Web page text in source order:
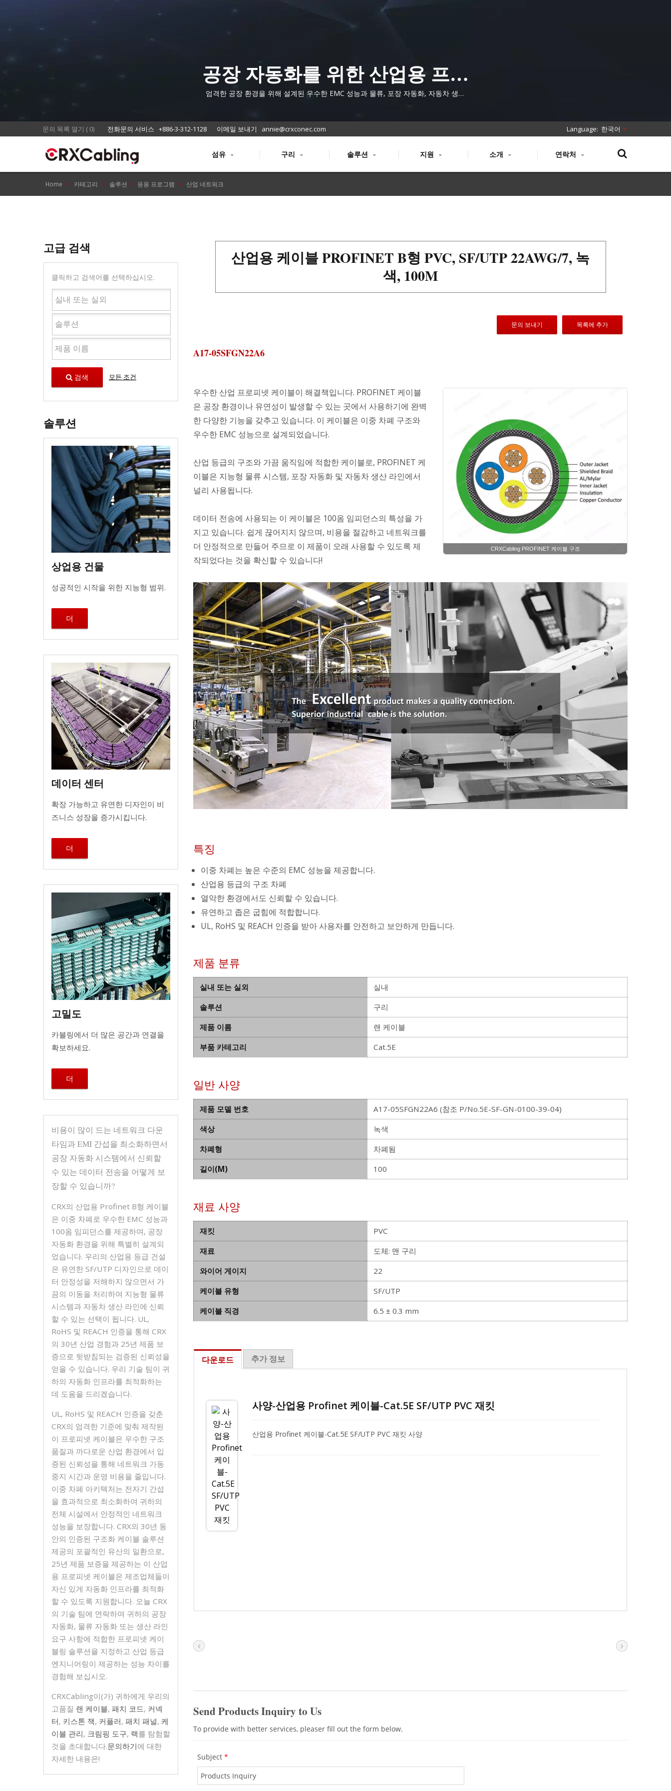
공장 자동화를 위한 산업용 프로
피넷 타입 B 케이블
엄격한 공장 환경을 위해 설계된 우수한 EMC 성능과 물류, 포장 자동화, 자동차 생산
문의 목록 열기 ( 0) 전화문의 서비스 +886-3-312-1128 이메일 보내기 annie@crxconec.com 한국어
섬유 구리 솔루션 지원 소개 연락처
Home 카테고리 솔루션 응용 프로그램 산업 네트워크
고급 검색
클릭하고 검색어를 선택하십시오.
검색 모든 조건
솔루션
상업용 건물
성공적인 시작을 위한 지능형 범위.
더
데이터 센터
확장 가능하고 유연한 디자인이 비
즈니스 성장을 증가시킵니다.
더
고밀도
카블링에서 더 많은 공간과 연결을
확보하세요.
더
비용이 많이 드는 네트워크 다운
타임과 EMI 간섭을 최소화하면서
공장 자동화 시스템에서 신뢰할
수 있는 데이터 전송을 어떻게 보
장할 수 있습니까?
CRX의 산업용 Profinet B형 케이블
은 이중 차폐로 우수한 EMC 성능과
100옴 임피던스를 제공하며, 공장
자동화 환경을 위해 특별히 설계되
었습니다. 우리의 산업용 등급 건설
은 유연한 SF/UTP 디자인으로 데이
터 안정성을 저해하지 않으면서 가
끔의 이동을 처리하여 지능형 물류
시스템과 자동차 생산 라인에 신뢰
할 수 있는 선택이 됩니다. UL,
RoHS 및 REACH 인증을 통해 CRX
의 30년 산업 경험과 25년 제품 보
증으로 뒷받침되는 검증된 신뢰성을
얻을 수 있습니다. 우리 기술 팀이 귀
하의 자동화 인프라를 최적화하는
데 도움을 드리겠습니다.
UL, RoHS 및 REACH 인증을 갖춘
CRX의 엄격한 기준에 맞춰 제작된
이 프로피넷 케이블은 우수한 구조
품질과 까다로운 산업 환경에서 입
증된 신뢰성을 통해 네트워크 가동
중지 시간과 운영 비용을 줄입니다.
이중 차폐 아키텍처는 전자기 간섭
을 효과적으로 최소화하여 귀하의
전체 시설에서 안정적인 네트워크
성능을 보장합니다. CRX의 30년 동
안의 인증된 구조화 케이블 솔루션
제공의 포괄적인 유산의 일환으로,
25년 제품 보증을 제공하는 이 산업
용 프로피넷 케이블은 제조업체들이
자신 있게 자동화 인프라를 최적화
할 수 있도록 지원합니다. 오늘 CRX
의 기술 팀에 연락하여 귀하의 공장
자동화, 물류 자동화 또는 생산 라인
요구 사항에 적합한 프로피넷 케이
블링 솔루션을 지정하고 산업 등급
엔지니어링이 제공하는 성능 차이를
경험해 보십시오.
CRXCabling이(가) 귀하에게 우리의
고품질 랜 케이블, 패치 코드, 커넥
터, 키스톤 잭, 커플러, 패치 패널, 케
이블 관리, 크림핑 도구, 랙를 탐험할
것을 초대합니다.문의하기에 대한
자세한 내용은!
산업용 케이블 PROFINET B형 PVC, SF/UTP 22AWG/7, 녹
색, 100M
문의 보내기 목록에 추가
A17-05SFGN22A6
CRXCabling PROFINET 케이블 구조
우수한 산업 프로피넷 케이블이 해결책입니다. PROFINET 케이블
은 공장 환경이나 유연성이 발생할 수 있는 곳에서 사용하기에 완벽
한 다양한 기능을 갖추고 있습니다. 이 케이블은 이중 차폐 구조와
우수한 EMC 성능으로 설계되었습니다.
산업 등급의 구조와 가끔 움직임에 적합한 케이블로, PROFINET 케
이블은 지능형 물류 시스템, 포장 자동화 및 자동차 생산 라인에서
널리 사용됩니다.
데이터 전송에 사용되는 이 케이블은 100옴 임피던스의 특성을 가
지고 있습니다. 쉽게 끊어지지 않으며, 비용을 절감하고 네트워크를
더 안정적으로 만들어 주므로 이 제품이 오래 사용할 수 있도록 제
작되었다는 것을 확신할 수 있습니다!
특징
이중 차폐는 높은 수준의 EMC 성능을 제공합니다.
산업용 등급의 구조 차폐
열악한 환경에서도 신뢰할 수 있습니다.
유연하고 좁은 굽힘에 적합합니다.
UL, RoHS 및 REACH 인증을 받아 사용자를 안전하고 보안하게 만듭니다.
제품 분류
실내 또는 실외
실내
솔루션
구리
제품 이름
랜 케이블
부품 카테고리
Cat.5E
일반 사양
제품 모델 번호
A17-05SFGN22A6 (참조 P/No.5E-SF-GN-0100-39-04)
색상
녹색
차폐형
차폐됨
길이(M)
100
재료 사양
재킷
PVC
재료
도체: 맨 구리
와이어 게이지
22
케이블 유형
SF/UTP
케이블 직경
6.5 ± 0.3 mm
다운로드 추가 정보
사양-산업용 Profinet 케이블-Cat.5E SF/UTP PVC 재킷
산업용 Profinet 케이블-Cat.5E SF/UTP PVC 재킷 사양